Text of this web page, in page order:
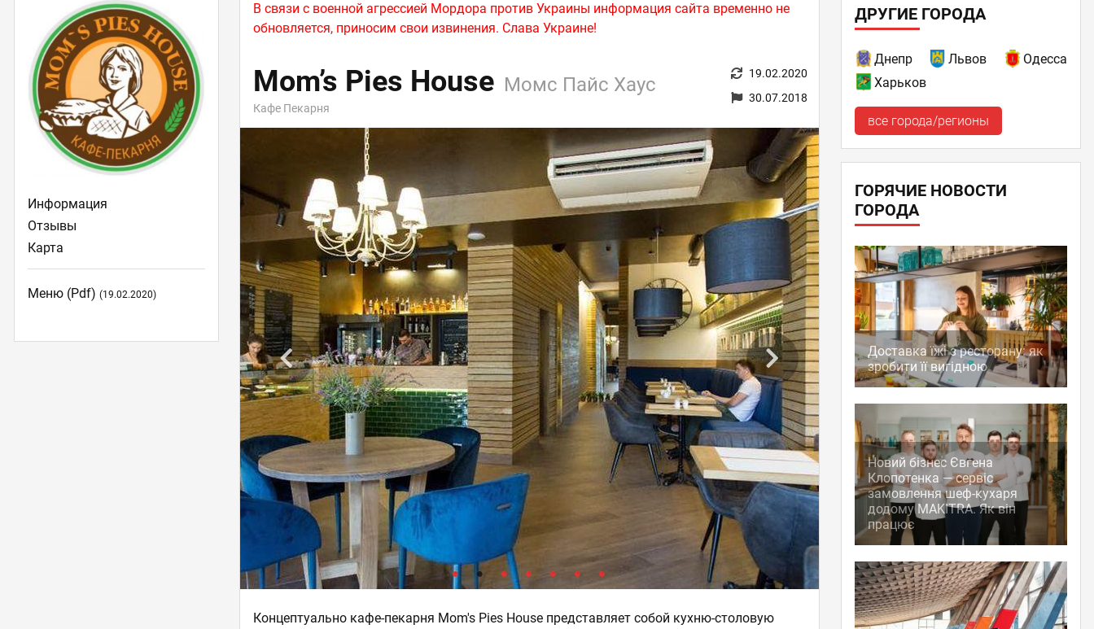
В связи с военной агрессией Мордора против Украины информация сайта временно не
обновляется, приносим свои извинения. Слава Украине!
Mom’s Pies House Момс Пайс Хаус
Кафе Пекарня
19.02.2020
30.07.2018
Концептуально кафе-пекарня Mom's Pies House представляет собой кухню-столовую
Информация
Отзывы
Карта
Меню (pdf)(19.02.2020)
ДРУГИЕ ГОРОДА
Днепр Львов
Одесса
Харьков
все города/регионы
ГОРЯЧИЕ НОВОСТИ
ГОРОДА
Доставка їжі з ресторану: як
зробити її вигідною
Новий бізнес Євгена
Клопотенка — сервіс
замовлення шеф-кухаря
додому MAKITRA. Як він
працює